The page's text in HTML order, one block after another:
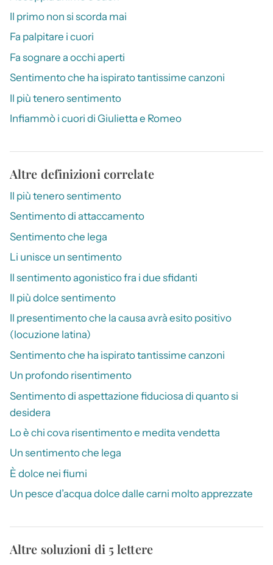
Il primo non si scorda mai
Fa palpitare i cuori
Fa sognare a occhi aperti
Sentimento che ha ispirato tantissime canzoni
Il più tenero sentimento
Infiammò i cuori di Giulietta e Romeo
Altre definizioni correlate
Il più tenero sentimento
Sentimento di attaccamento
Sentimento che lega
Li unisce un sentimento
Il sentimento agonistico fra i due sfidanti
Il più dolce sentimento
Il presentimento che la causa avrà esito positivo
(locuzione latina)
Sentimento che ha ispirato tantissime canzoni
Un profondo risentimento
Sentimento di aspettazione fiduciosa di quanto si
desidera
Lo è chi cova risentimento e medita vendetta
Un sentimento che lega
È dolce nei fiumi
Un pesce d’acqua dolce dalle carni molto apprezzate
Altre soluzioni di 5 lettere